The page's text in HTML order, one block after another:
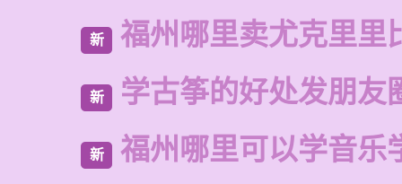
新 福州哪里卖尤克里里
新 学古筝的好处发朋友
新 福州哪里可以学音乐